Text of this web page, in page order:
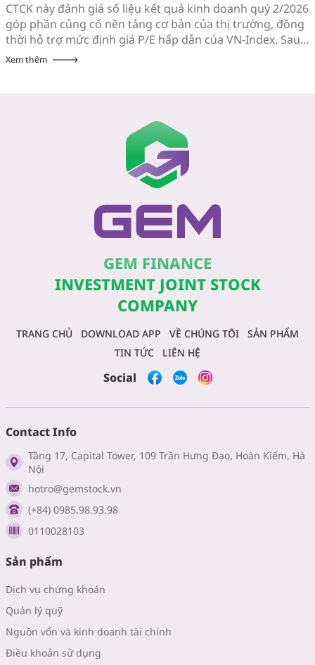
CTCK này đánh giá số liệu kết quả kinh doanh quý 2/2026
góp phần củng cố nền tảng cơ bản của thị trường, đồng
thời hỗ trợ mức định giá P/E hấp dẫn của VN-Index. Sau
khi giảm hơn 10% trong vòng 3 tuần đầu tiên của tháng
Xem thêm
GEM FINANCE
INVESTMENT JOINT STOCK
COMPANY
TRANG CHỦ DOWNLOAD APP VỀ CHÚNG TÔI
SẢN PHẨM
TIN TỨC
LIÊN HỆ
Social
Contact Info
Tầng 17, Capital Tower, 109 Trần Hưng Đạo, Hoàn Kiếm, Hà
Nội
hotro@gemstock.vn
(+84) 0985.98.93.98
0110028103
Sản phẩm
Dịch vụ chứng khoán
Quản lý quỹ
Nguồn vốn và kinh doanh tài chính
Điều khoản sử dụng